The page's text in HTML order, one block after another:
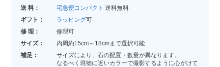
送 料：
宅急便コンパクト 送料無料
ギフト：
ラッピング可
修 理：
修理可
サイズ：
内周約15cm～18cmまで選択可能
補足：
サイズにより、石の配置・数量が異なります。
なるべく現物に近いカラーで撮影するように心がけて